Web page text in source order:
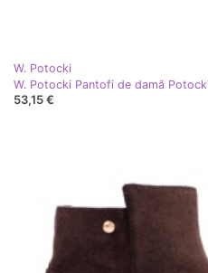
W. Potocki
53,15 €